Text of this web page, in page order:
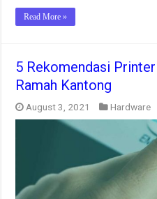
Read More »
5 Rekomendasi
Ramah Kantong
August 3, 2021 Hardware